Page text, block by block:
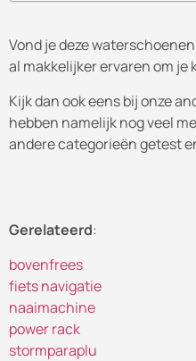
Vond je deze
al makkelijker ervaren om je
Kijk dan ook eens bij onze
hebben namelijk nog veel
andere categorieën getest
Gerelateerd:
bovenfrees
fiets navigatie
naaimachine
power rack
stormparaplu